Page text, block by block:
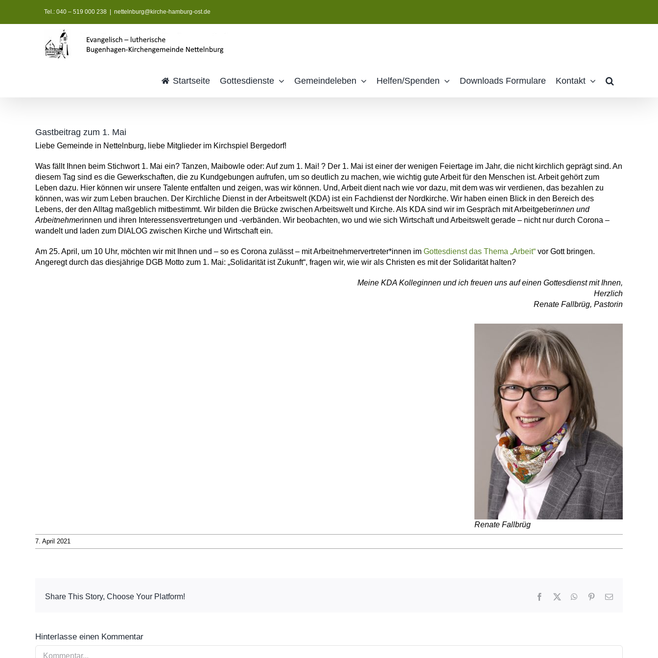
springen
Tel.: 040 – 519 000 238 nettelnburg@kirche-hamburg-ost.de
Startseite Gottesdienste Gemeindeleben Helfen/Spenden Downloads Formulare Kontakt
Gastbeitrag zum 1. Mai
Liebe Gemeinde in Nettelnburg, liebe Mitglieder im Kirchspiel Bergedorf!
Was fällt Ihnen beim Stichwort 1. Mai ein? Tanzen, Maibowle oder: Auf zum 1. Mai! ? Der 1. Mai ist einer der wenigen Feiertage im Jahr, die nicht kirchlich geprägt sind. An
diesem Tag sind es die Gewerkschaften, die zu Kundgebungen aufrufen, um so deutlich zu machen, wie wichtig gute Arbeit für den Menschen ist. Arbeit gehört zum
Leben dazu. Hier können wir unsere Talente entfalten und zeigen, was wir können. Und, Arbeit dient nach wie vor dazu, mit dem was wir verdienen, das bezahlen zu
können, was wir zum Leben brauchen. Der Kirchliche Dienst in der Arbeitswelt (KDA) ist ein Fachdienst der Nordkirche. Wir haben einen Blick in den Bereich des
Lebens, der den Alltag maßgeblich mitbestimmt. Wir bilden die Brücke zwischen Arbeitswelt und Kirche. Als KDA sind wir im Gespräch mit Arbeitgeberinnen und
Arbeitnehmerinnen und ihren Interessensvertretungen und -verbänden. Wir beobachten, wo und wie sich Wirtschaft und Arbeitswelt gerade – nicht nur durch Corona –
wandelt und laden zum DIALOG zwischen Kirche und Wirtschaft ein.
Am 25. April, um 10 Uhr, möchten wir mit Ihnen und – so es Corona zulässt – mit Arbeitnehmervertreter*innen im Gottesdienst das Thema „Arbeit“ vor Gott bringen.
Angeregt durch das diesjährige DGB Motto zum 1. Mai: „Solidarität ist Zukunft“, fragen wir, wie wir als Christen es mit der Solidarität halten?
Meine KDA Kolleginnen und ich freuen uns auf einen Gottesdienst mit Ihnen,
Herzlich
Renate Fallbrüg, Pastorin
Renate Fallbrüg
7. April 2021
Share This Story, Choose Your Platform! Facebook WhatsApp
Pinterest
E-
Hinterlasse einen Kommentar